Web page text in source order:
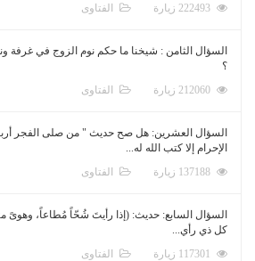
الفتاوى
السؤال الثامن : شيخنا ما حكم نوم الزوج في غرفة
؟
الفتاوى
السؤال العشرين: هل صح حديث " من صلى الفجر
الإحرام إلا كتب الله له...
الفتاوى
السؤال السابع: حديث: (إذا رأيتَ شُحّاً مُطاعاً، وهوىً
كل ذي رأي...
الفتاوى